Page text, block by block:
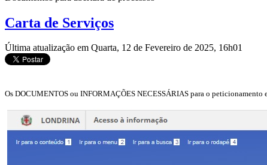
Carta de Serviços
Última atualização em Quarta, 12 de Fevereiro de 2025, 16h01
Os DOCUMENTOS ou INFORMAÇÕES NECESSÁRIAS para o peticionamento